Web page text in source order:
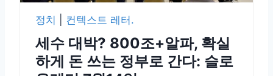
정치 컨텍스트 레터.
세수 대박? 800조+알파, 확실
하게 돈 쓰는 정부로 간다: 슬로